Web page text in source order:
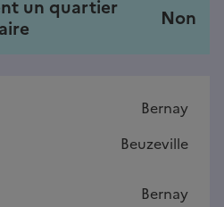
un quartier
Non
Bernay
Beuzeville
Bernay